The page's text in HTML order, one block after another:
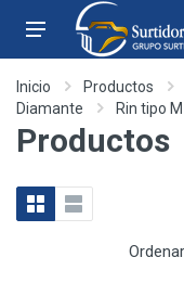
Inicio Productos
Diamante
Rin tipo
Productos